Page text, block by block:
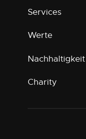
Services
Werte
Nachhaltigkeit
Charity